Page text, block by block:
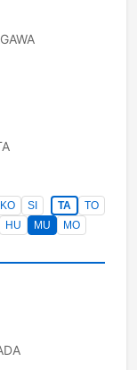
KO SI TA
TO
HU MU
MO